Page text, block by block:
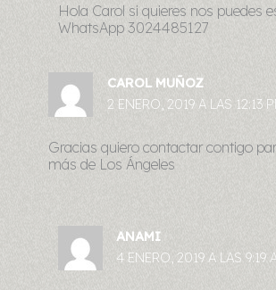
Hola Carol si quieres nos puedes
WhatsApp 3024485127
CAROL MUÑOZ
2 ENERO, 2019 A LAS 12:13
Gracias quiero contactar contigo
más de Los Ángeles
ANAMI
4 ENERO, 2019 A LAS 9:19